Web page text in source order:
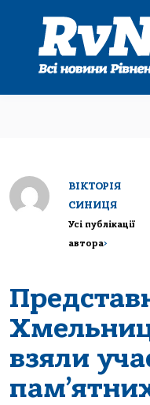
ВІКТОРІЯ
СИНИЦЯ
Усі публікації
автора>
взяли